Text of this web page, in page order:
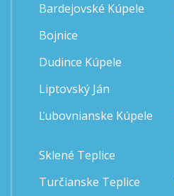
Bardejovské Kúpele
Bojnice
Dudince Kúpele
Liptovský Ján
Ľubovnianske Kúpele
Sklené Teplice
Turčianske Teplice